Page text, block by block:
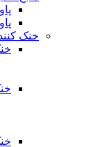
خنک